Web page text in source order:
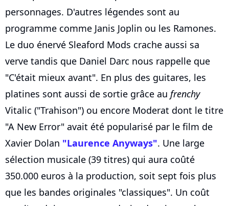
personnages. D'autres légendes sont au
programme comme Janis Joplin ou les Ramones.
Le duo énervé Sleaford Mods crache aussi sa
verve tandis que Daniel Darc nous rappelle que
"C'était mieux avant". En plus des guitares, les
platines sont aussi de sortie grâce au frenchy
Vitalic ("Trahison") ou encore Moderat dont le titre
"A New Error" avait été popularisé par le film de
Xavier Dolan "Laurence Anyways". Une large
sélection musicale (39 titres) qui aura coûté
350.000 euros à la production, soit sept fois plus
que les bandes originales "classiques". Un coût